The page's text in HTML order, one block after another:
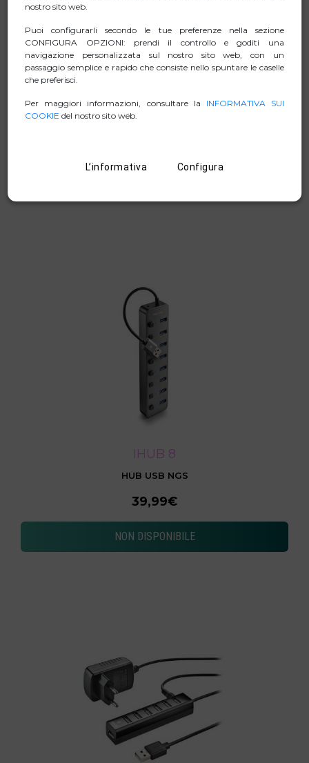
IHUB 10
HUB USB NGS
IHUB 8
HUB USB NGS
39,99€
NON DISPONIBILE
nostro sito web.
Puoi configurarli secondo le tue preferenze nella sezione
CONFIGURA OPZIONI: prendi il controllo e goditi una
navigazione personalizzata sul nostro sito web, con un
passaggio semplice e rapido che consiste nello spuntare le caselle
che preferisci.
Per maggiori informazioni, consultare la INFORMATIVA SUI
COOKIEdel nostro sito web.
L’informativa Configura